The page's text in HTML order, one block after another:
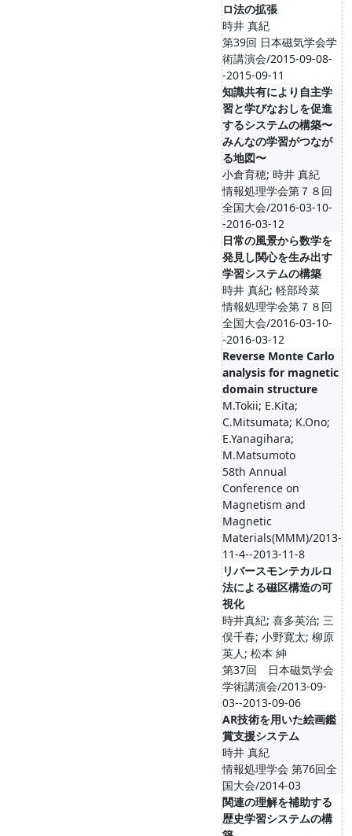
ロ法の拡張
時井 真紀
第39回 日本磁気学会学
術講演会/2015-09-08-
-2015-09-11
知識共有により自主学
習と学びなおしを促進
するシステムの構築〜
みんなの学習がつなが
る地図〜
小倉育穂; 時井 真紀
情報処理学会第７８回
全国大会/2016-03-10-
-2016-03-12
日常の風景から数学を
発見し関心を生み出す
学習システムの構築
時井 真紀; 軽部玲菜
情報処理学会第７８回
全国大会/2016-03-10-
-2016-03-12
Reverse Monte Carlo
analysis for magnetic
domain structure
M.Tokii; E.Kita;
C.Mitsumata; K.Ono;
E.Yanagihara;
M.Matsumoto
58th Annual
Conference on
Magnetism and
Magnetic
Materials(MMM)/2013-
11-4--2013-11-8
リバースモンテカルロ
法による磁区構造の可
視化
時井真紀; 喜多英治; 三
俣千春; 小野寛太; 柳原
英人; 松本 紳
第37回 日本磁気学会
学術講演会/2013-09-
03--2013-09-06
AR技術を用いた絵画鑑
賞支援システム
時井 真紀
情報処理学会 第76回全
国大会/2014-03
関連の理解を補助する
歴史学習システムの構